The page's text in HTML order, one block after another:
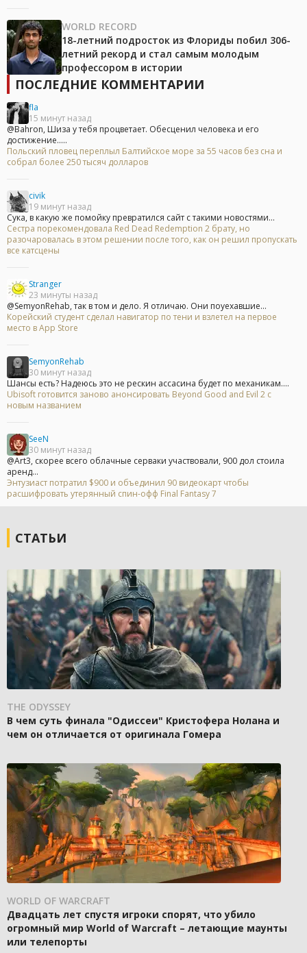
WORLD RECORD
18-летний подросток из Флориды побил 306-
летний рекорд и стал самым молодым
профессором в истории
ПОСЛЕДНИЕ КОММЕНТАРИИ
fla
15 минут назад
@Bahron, Шиза у тебя процветает. Обесценил человека и его
достижение.....
Польский пловец переплыл Балтийское море за 55 часов без сна и
собрал более 250 тысяч долларов
civik
19 минут назад
Сука, в какую же помойку превратился сайт с такими новостями...
Сестра порекомендовала Red Dead Redemption 2 брату, но
разочаровалась в этом решении после того, как он решил пропускать
все катсцены
Stranger
23 минуты назад
@SemyonRehab, так в том и дело. Я отличаю. Они поуехавшие...
Корейский студент сделал навигатор по тени и взлетел на первое
место в App Store
SemyonRehab
30 минут назад
Шансы есть? Надеюсь это не рескин ассасина будет по механикам....
Ubisoft готовится заново анонсировать Beyond Good and Evil 2 с
новым названием
SeeN
30 минут назад
@Art3, скорее всего облачные серваки участвовали, 900 дол стоила
аренд...
Энтузиаст потратил $900 и объединил 90 видеокарт чтобы
расшифровать утерянный спин-офф Final Fantasy 7
СТАТЬИ
THE ODYSSEY
В чем суть финала "Одиссеи" Кристофера Нолана и
чем он отличается от оригинала Гомера
WORLD OF WARCRAFT
Двадцать лет спустя игроки спорят, что убило
огромный мир World of Warcraft – летающие маунты
или телепорты